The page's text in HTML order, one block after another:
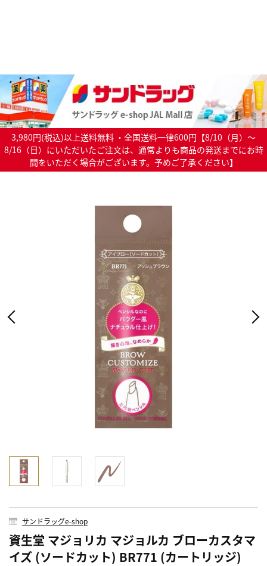
3,980円(税込)以上送料無料 ・全国送料一律600円【8/10（月）～
8/16（日）にいただいたご注文は、通常よりも商品の発送までにお時
間をいただく場合がございます。予めご了承ください】
サンドラッグe-shop
資生堂 マジョリカ マジョルカ ブローカスタマ
イズ (ソードカット) BR771 (カートリッジ)